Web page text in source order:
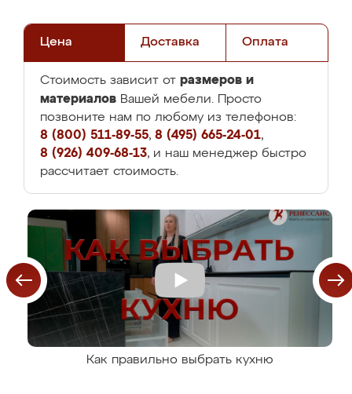
Цена Доставка Оплата
Стоимость зависит от размеров и
материалов Вашей мебели. Просто
позвоните нам по любому из телефонов:
8 (800) 511-89-55, 8 (495) 665-24-01,
8 (926) 409-68-13, и наш менеджер быстро
рассчитает стоимость.
Как правильно выбрать кухню